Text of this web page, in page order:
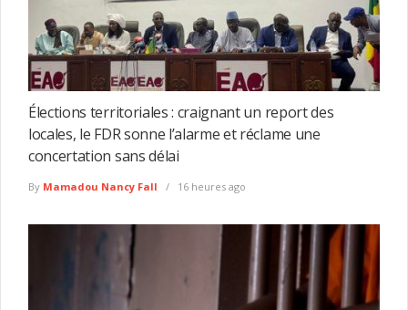
Élections territoriales : craignant un report des
locales, le FDR sonne l’alarme et réclame une
concertation sans délai
By Mamadou Nancy Fall 16 heures ago